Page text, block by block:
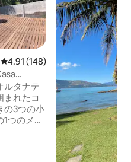
レビュー148件、5つ星中4.91つ
4.91 (148)
・レイス
ルタナテ
まれたコ
の3つの小
つのメザ